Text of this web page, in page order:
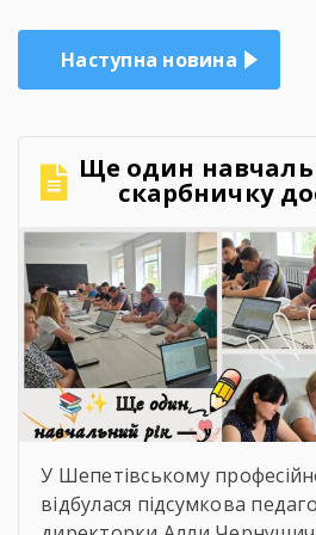
Наступна новина
Ще один
скарбничку
У Шепетівському
відбулася підсумкова